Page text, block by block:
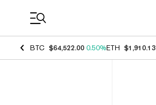
BTC $64,522.00 0.50%ETH $1,910.13